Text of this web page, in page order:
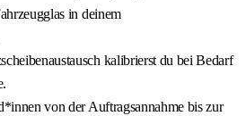
in deinem
kalibrierst du bei Bedarf
von der Auftragsannahme bis zur